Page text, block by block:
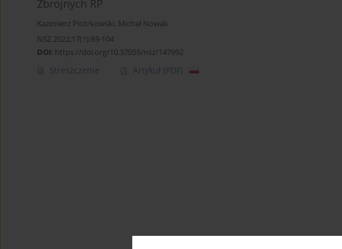
Zbrojnych RP
Kazimierz Piotrkowski, Michał Nowak
NSZ 2022;17(1):93-104
DOI: https://doi.org/10.37055/nsz/147992
Streszczenie Artykuł (PDF)